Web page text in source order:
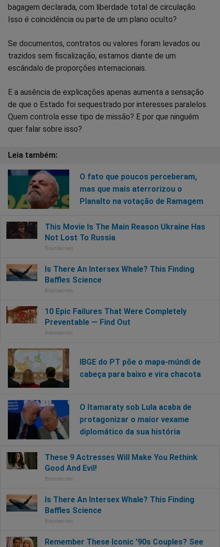
bagagem declarada, com liberdade total de circulação.
Isso é coincidência ou parte de um plano oculto?
Se documentos, contratos ou valores foram levados ou
trazidos sem fiscalização, estamos diante de um
escândalo de proporções internacionais.
E a ausência de explicações apenas aumenta a sensação
de que o Estado foi sequestrado por interesses paralelos.
Quem controla esse tipo de missão? E por que ninguém
quer falar sobre isso?
O fato que poucos perceberam,
mas que mais aterrorizou o
Planalto na votação de Ramagem
IBGE do PT põe o mapa-múndi de
cabeça para baixo e vira chacota
O Itamaraty sob Lula acaba de
protagonizar o maior vexame
diplomático da sua história